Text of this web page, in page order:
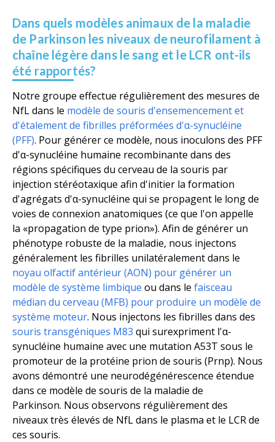
Dans quels modèles animaux de la maladie
de Parkinson les niveaux de neurofilament à
chaîne légère dans le sang et le LCR ont-ils
été rapportés?
Notre groupe effectue régulièrement des mesures de
NfL dans le modèle de souris d'ensemencement et
d'étalement de fibrilles préformées d'α-synucléine
(PFF). Pour générer ce modèle, nous inoculons des PFF
d'α-synucléine humaine recombinante dans des
régions spécifiques du cerveau de la souris par
injection stéréotaxique afin d'initier la formation
d'agrégats d'α-synucléine qui se propagent le long de
voies de connexion anatomiques (ce que l'on appelle
la «propagation de type prion»). Afin de générer un
phénotype robuste de la maladie, nous injectons
généralement les fibrilles unilatéralement dans le
noyau olfactif antérieur (AON) pour générer un
modèle de système limbique ou dans le faisceau
médian du cerveau (MFB) pour produire un modèle de
système moteur. Nous injectons les fibrilles dans des
souris transgéniques M83 qui surexpriment l'α-
synucléine humaine avec une mutation A53T sous le
promoteur de la protéine prion de souris (Prnp). Nous
avons démontré une neurodégénérescence étendue
dans ce modèle de souris de la maladie de
Parkinson. Nous observons régulièrement des
niveaux très élevés de NfL dans le plasma et le LCR de
ces souris.